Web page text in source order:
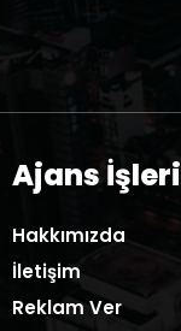
Ajans İşleri
Hakkımızda
İletişim
Reklam Ver